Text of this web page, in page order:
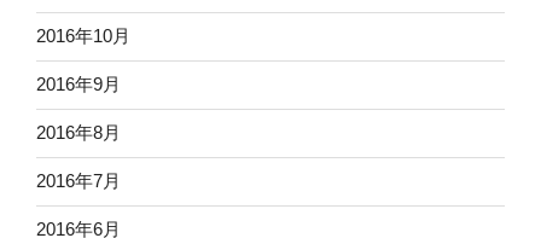
2016年10月
2016年9月
2016年8月
2016年7月
2016年6月